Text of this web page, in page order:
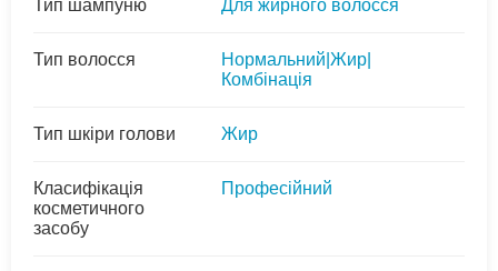
Тип шампуню Для жирного волосся
Тип волосся
Нормальний|Жир|
Комбінація
Тип шкіри голови Жир
Класифікація
косметичного
засобу
Професійний